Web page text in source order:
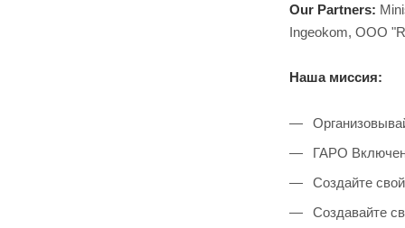
Our Partners:
Ingeokom, OOO
Наша миссия:
ГАРО
Создайте
Создавайте